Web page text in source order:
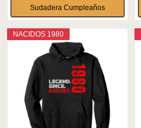
Sudadera Cumpleaños
NACIDOS 1980